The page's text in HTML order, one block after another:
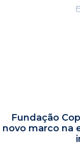
Fundação
novo marco na